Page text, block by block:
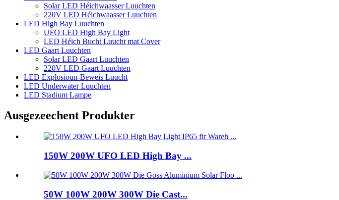
Solar LED Héichwaasser Luuchten
220V LED Héichwaasser Luuchten
LED High Bay Luuchten
UFO LED High Bay Light
LED Héich Bucht Luucht mat Cover
LED Gaart Luuchten
Solar LED Gaart Luuchten
220V LED Gaart Luuchten
LED Explosioun-Beweis Luucht
LED Underwater Luuchten
LED Stadium Lampe
Ausgezeechent Produkter
150W 200W UFO LED High Bay ...
50W 100W 200W 300W Die Cast...